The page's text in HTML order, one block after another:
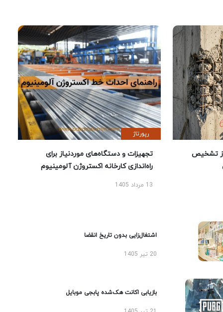
تشخیص
رپورتاژ
تجهیزات و دستگاه‌های موردنیاز برای
راه‌اندازی کارخانه اکستروژن آلومینیوم
13 مرداد 1405
اشتغال‌زایی بدون تاریخ انقضا
20 تیر 1405
بازیابی اکانت هک‌شده پابجی موبایل